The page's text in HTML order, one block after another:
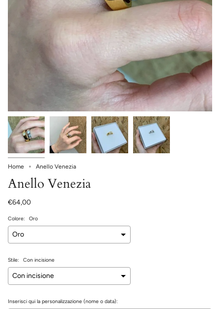
Home Anello Venezia
Anello Venezia
€64,00
Colore: Oro
Stile: Con incisione
Inserisci qui la personalizzazione (nome o data):